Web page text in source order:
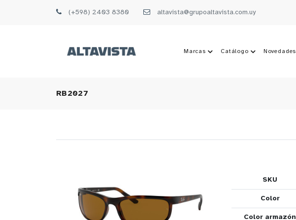
(+598) 2403 8380 altavista@grupoaltavista.com.uy
Marcas Catálogo Novedades
RB2027
SKU
Color
Color armazón